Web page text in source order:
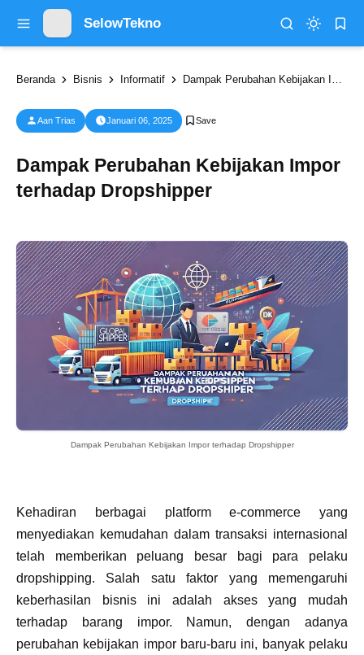
SelowTekno
Beranda Bisnis Informatif Dampak Perubahan Kebijakan Impor terhadap Dropshipper
Aan Trias Januari 06, 2025
Dampak Perubahan Kebijakan Impor
terhadap Dropshipper
Dampak Perubahan Kebijakan Impor terhadap Dropshipper
Kehadiran berbagai platform e-commerce yang
menyediakan kemudahan dalam transaksi internasional
telah memberikan peluang besar bagi para pelaku
dropshipping. Salah satu faktor yang memengaruhi
keberhasilan bisnis ini adalah akses yang mudah
terhadap barang impor. Namun, dengan adanya
perubahan kebijakan impor baru-baru ini, banyak pelaku